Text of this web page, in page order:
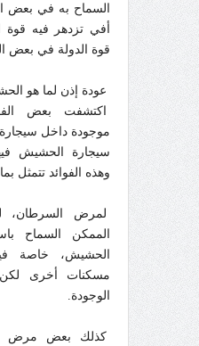
السماح به في بعض
أفي تزدهر فيه قوة
قوة الدولة في بعض
عودة إذن لما هو
اكتشفت بعض
موجودة داخل
سيجارة الحشيش فيها ٦٠ مدة
وهذه الفوائد تتمثل
لمرض السرطان،
الممكن السماح
الحشيش، خاصة
مسكنات أخرى لكن
الوجودة.
كذلك بعض مرض